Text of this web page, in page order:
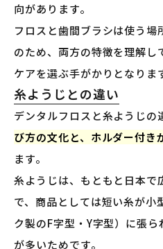
向があります。
フロスと歯間ブラシは使う
のため、両方の特徴を理解し
ケアを選ぶ手がかりとなりま
糸ようじとの違い
デンタルフロスと糸ようじの
び方の文化と、ホルダー付き
ます。
糸ようじは、もともと日本で
で、商品としては短い糸が小
ク製のF字型・Y字型）に張
が多いためです。